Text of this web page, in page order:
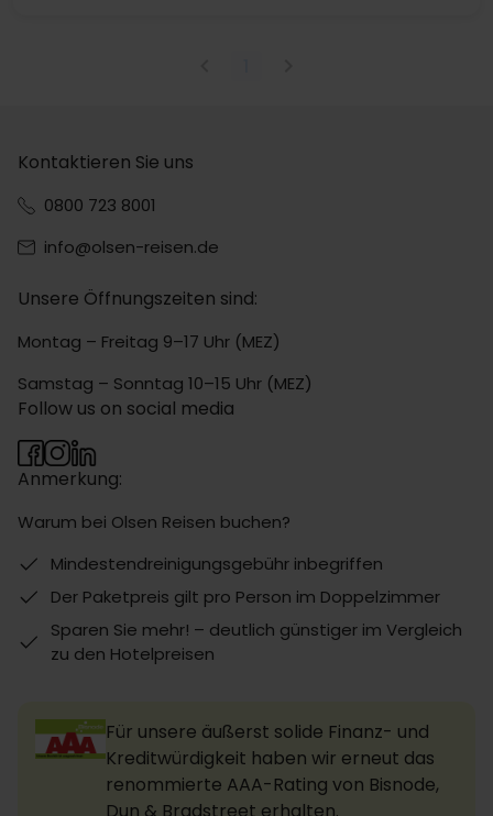
Kontaktieren Sie uns
0800 723 8001
info@olsen-reisen.de
Unsere Öffnungszeiten sind:
Montag – Freitag 9–17 Uhr (MEZ)
Samstag – Sonntag 10–15 Uhr (MEZ)
Anmerkung:
Warum bei Olsen Reisen buchen?
Mindestendreinigungsgebühr inbegriffen
Der Paketpreis gilt pro Person im Doppelzimmer
Sparen Sie mehr! – deutlich günstiger im Vergleich
zu den Hotelpreisen
Follow us on social media
Für unsere äußerst solide Finanz- und
Kreditwürdigkeit haben wir erneut das
renommierte AAA-Rating von Bisnode,